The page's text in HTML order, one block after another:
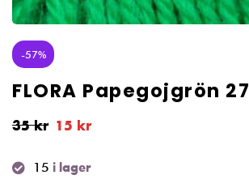
-57%
FLORA Papegojgrön 27
35kr 15 kr
15 i lager